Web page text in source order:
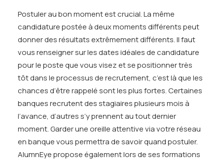
Postuler au bon moment est crucial. La même
candidature postée à deux moments différents peut
donner des résultats extrêmement différents. Il faut
vous renseigner sur les dates idéales de candidature
pour le poste que vous visez et se positionner très
tôt dans le processus de recrutement, c’est là que les
chances d’être rappelé sont les plus fortes. Certaines
banques recrutent des stagiaires plusieurs mois à
l’avance, d’autres s’y prennent au tout dernier
moment. Garder une oreille attentive via votre réseau
en banque vous permettra de savoir quand postuler.
AlumnEye propose également lors de ses formations